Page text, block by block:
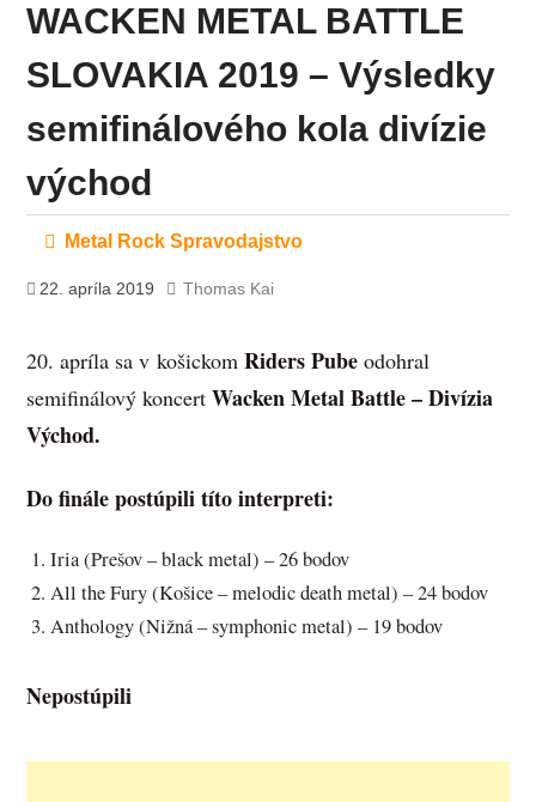
WACKEN METAL BATTLE
SLOVAKIA 2019 – Výsledky
semifinálového kola divízie
východ
Metal Rock Spravodajstvo
22. apríla 2019 Thomas Kai
20. apríla sa v košickom Riders Pubeodohral
semifinálový koncert Wacken Metal Battle – Divízia
Východ.
Do finále postúpili títo interpreti:
Iria (Prešov – black metal) – 26 bodov
All the Fury (Košice – melodic death metal) – 24 bodov
Anthology (Nižná – symphonic metal) – 19 bodov
Nepostúpili